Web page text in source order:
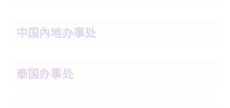
中国內地办事处
泰国办事处